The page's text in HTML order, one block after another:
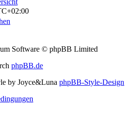
Software © phpBB Limited
phpBB.de
by Joyce&Luna phpBB-Style-Design